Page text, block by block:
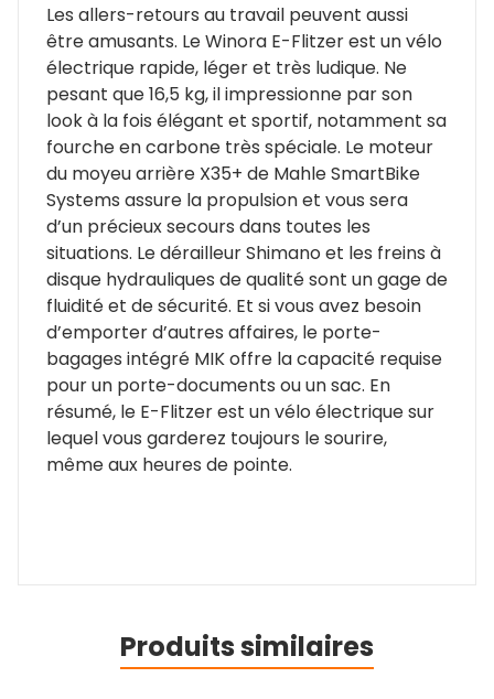
Les allers-retours au travail peuvent aussi
être amusants. Le Winora E-Flitzer est un vélo
électrique rapide, léger et très ludique. Ne
pesant que 16,5 kg, il impressionne par son
look à la fois élégant et sportif, notamment sa
fourche en carbone très spéciale. Le moteur
du moyeu arrière X35+ de Mahle SmartBike
Systems assure la propulsion et vous sera
d’un précieux secours dans toutes les
situations. Le dérailleur Shimano et les freins à
disque hydrauliques de qualité sont un gage de
fluidité et de sécurité. Et si vous avez besoin
d’emporter d’autres affaires, le porte-
bagages intégré MIK offre la capacité requise
pour un porte-documents ou un sac. En
résumé, le E-Flitzer est un vélo électrique sur
lequel vous garderez toujours le sourire,
même aux heures de pointe.
Produits similaires